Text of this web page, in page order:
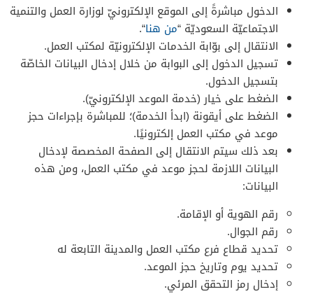
الدخول مباشرةً إلى الموقع الإلكترونيّ لوزارة العمل والتنمية
الاجتماعيّة السعوديّة “من هنا“.
الانتقال إلى بوّابة الخدمات الإلكترونيّة لمكتب العمل.
تسجيل الدخول إلى البوابة من خلال إدخال البيانات الخاصّة
بتسجيل الدخول.
الضغط على خيار (خدمة الموعد الإلكترونيّ).
الضغط على أيقونة (ابدأ الخدمة)؛ للمباشرة بإجراءات حجز
موعد في مكتب العمل إلكترونيًا.
بعد ذلك سيتم الانتقال إلى الصفحة المخصصة لإدخال
البيانات اللازمة لحجز موعد في مكتب العمل، ومن هذه
البيانات:
رقم الهوية أو الإقامة.
رقم الجوال.
تحديد قطاع فرع مكتب العمل والمدينة التابعة له
تحديد يوم وتاريخ حجز الموعد.
إدخال رمز التحقق المرئي.